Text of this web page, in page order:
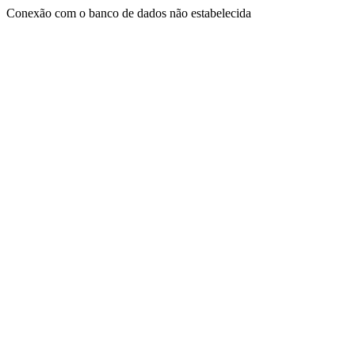
Conexão com o banco de dados não estabelecida